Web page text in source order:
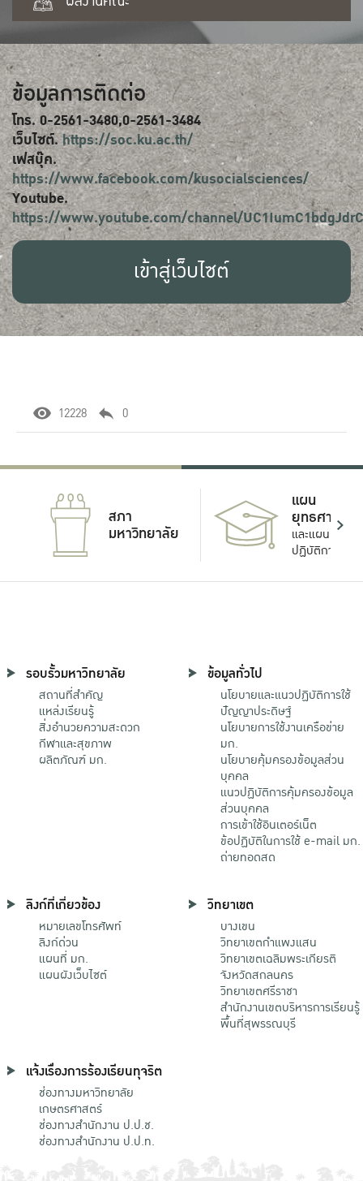
ข้อมูลการติดต่อ
โทร. 0-2561-3480,0-2561-3484
เว็บไซต์.https://soc.ku.ac.th/
เฟสบุ๊ค.
https://www.facebook.com/kusocialsciences/
Youtube.
https://www.youtube.com/channel/
เข้าสู่เว็บไซต์
12228 0
สภา
มหาวิทยาลัย
แผน
ยุทธศาสตร์
และแผน
ปฏิบัติการ
รอบรั้วมหาวิทยาลัย
สถานที่สำคัญ
แหล่งเรียนรู้
สิ่งอำนวยความสะดวก
กีฬาและสุขภาพ
ผลิตภัณฑ์ มก.
ข้อมูลทั่วไป
นโยบายและแนวปฏิบัติการใช้
ปัญญาประดิษฐ์
นโยบายการใช้งานเครือข่าย
มก.
นโยบายคุ้มครองข้อมูลส่วน
บุคคล
แนวปฏิบัติการคุ้มครองข้อมูล
ส่วนบุคคล
การเข้าใช้อินเตอร์เน็ต
ข้อปฏิบัติในการใช้ e-mail มก.
ถ่ายทอดสด
ลิงก์ที่เกี่ยวข้อง
หมายเลขโทรศัพท์
ลิงก์ด่วน
แผนที่ มก.
แผนผังเว็บไซต์
วิทยาเขต
บางเขน
วิทยาเขตกําแพงแสน
วิทยาเขตเฉลิมพระเกียรติ
จังหวัดสกลนคร
วิทยาเขตศรีราชา
สำนักงานเขตบริหารการเรียนรู้
พื้นที่สุพรรณบุรี
แจ้งเรื่องการร้องเรียนทุจริต
ช่องทางมหาวิทยาลัย
เกษตรศาสตร์
ช่องทางสำนักงาน ป.ป.ช.
ช่องทางสำนักงาน ป.ป.ท.